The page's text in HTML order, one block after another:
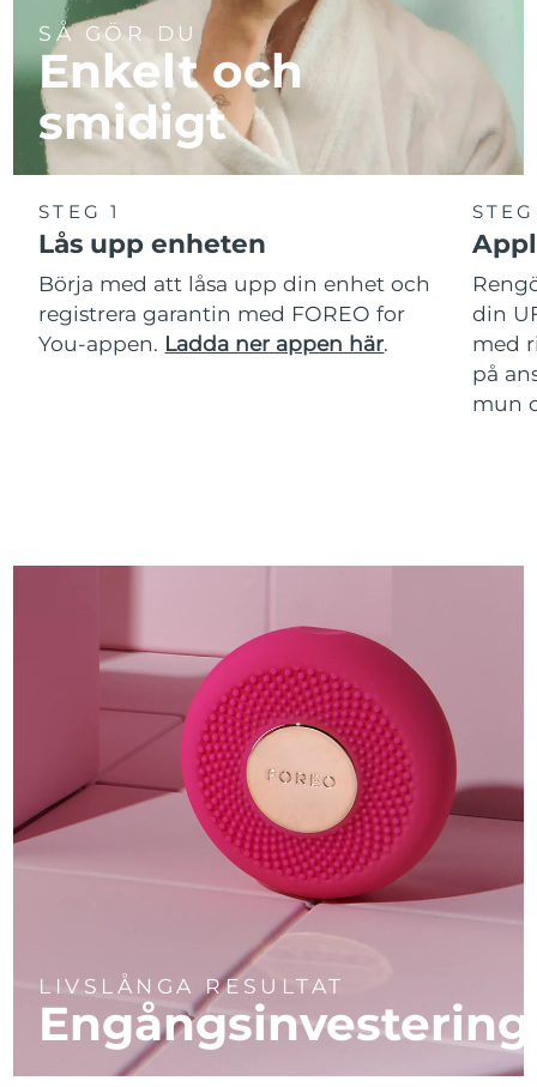
SÅ GÖR DU
Enkelt och
smidigt
STEG 1
Lås upp enheten
Börja med att låsa upp din enhet och
registrera garantin med FOREO for
You-appen. Ladda ner appen här.
din
med
på
mun
LIVSLÅNGA RESULTAT
Engångsinvestering